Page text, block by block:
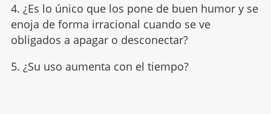
4. ¿Es lo único que los pone de buen humor y se
enoja de forma irracional cuando se ve
obligados a apagar o desconectar?
5. ¿Su uso aumenta con el tiempo?